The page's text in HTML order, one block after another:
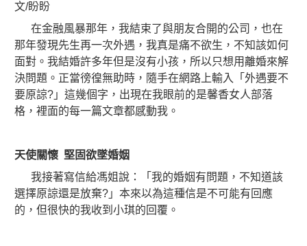
文/盼盼
在金融風暴那年，我結束了與朋友合開的公司，也在
那年發現先生再一次外遇，我真是痛不欲生，不知該如何
面對。我結婚許多年但是沒有小孩，所以只想用離婚來解
決問題。正當徬徨無助時，隨手在網路上輸入「外遇要不
要原諒?」這幾個字，出現在我眼前的是馨香女人部落
格，裡面的每一篇文章都感動我。
天使關懷 堅固欲墜婚姻
我接著寫信給馮姐說：「我的婚姻有問題，不知道該
選擇原諒還是放棄?」本來以為這種信是不可能有回應
的，但很快的我收到小琪的回覆。